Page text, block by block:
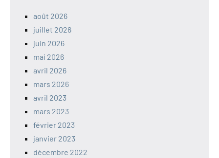
août 2026
juillet 2026
juin 2026
mai 2026
avril 2026
mars 2026
avril 2023
mars 2023
février 2023
janvier 2023
décembre 2022